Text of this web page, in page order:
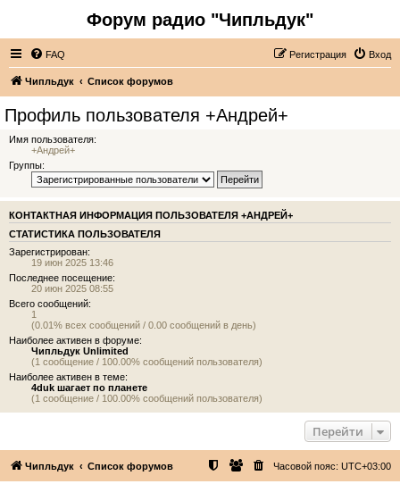
Форум радио "Чипльдук"
FAQ Вход
Регистрация
Чипльдук Список форумов
Профиль пользователя +Андрей+
Имя пользователя:
+Андрей+
Группы:
КОНТАКТНАЯ ИНФОРМАЦИЯ ПОЛЬЗОВАТЕЛЯ +АНДРЕЙ+
СТАТИСТИКА ПОЛЬЗОВАТЕЛЯ
Зарегистрирован:
19 июн 2025 13:46
Последнее посещение:
20 июн 2025 08:55
Всего сообщений:
1
(0.01% всех сообщений / 0.00 сообщений в день)
Наиболее активен в форуме:
Чипльдук Unlimited
(1 сообщение / 100.00% сообщений пользователя)
Наиболее активен в теме:
4duk шагает по планете
(1 сообщение / 100.00% сообщений пользователя)
Перейти
Чипльдук Список форумов Часовой пояс: UTC+03:00